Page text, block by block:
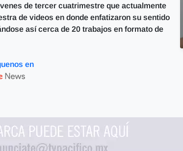
de tercer cuatrimestre que actualmente
de videos en donde enfatizaron su sentido
así cerca de 20 trabajos en formato de
en